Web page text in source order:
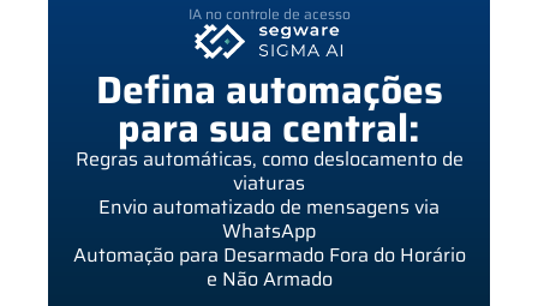
IA no controle de acesso
Defina automações
para sua central:
Regras automáticas, como deslocamento de
viaturas
Envio automatizado de mensagens via
WhatsApp
Automação para Desarmado Fora do Horário
e Não Armado